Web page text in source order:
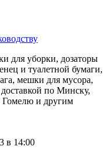
для уборки, дозаторы
и туалетной бумаги,
мешки для мусора,
по Минску,
Гомелю и другим
в 14:00